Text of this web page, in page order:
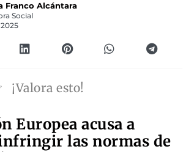
Franco Alcántara
Social
¡Valora esto!
Europea acusa a
las normas de